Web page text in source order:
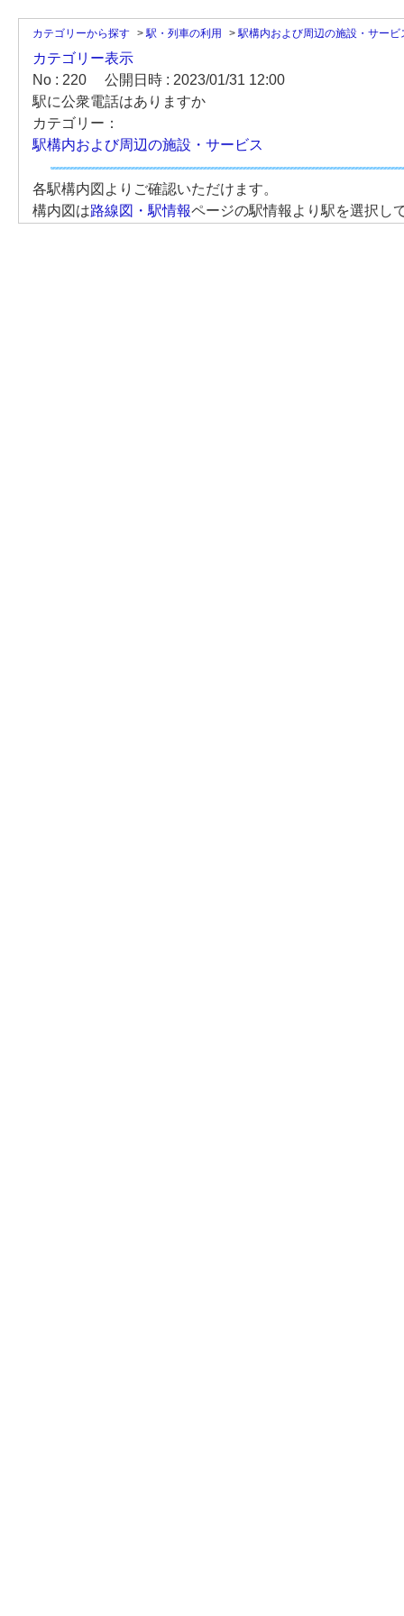
カテゴリーから探す >駅・列車の利用 >駅構内および周辺の施設・サービ
カテゴリー表示
No : 220
公開日時 : 2023/01/31 12:00
駅に公衆電話はありますか
カテゴリー：
駅構内および周辺の施設・サービス
各駅構内図よりご確認いただけます。
構内図は路線図・駅情報ページの駅情報より駅を選択し